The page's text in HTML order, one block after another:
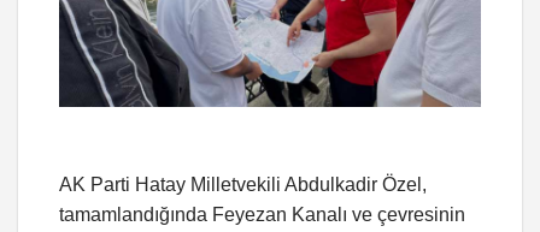
AK Parti Hatay Milletvekili Abdulkadir Özel,
tamamlandığında Feyezan Kanalı ve çevresinin